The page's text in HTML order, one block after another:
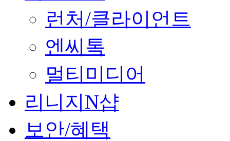
런처/클라이언트
엔씨톡
멀티미디어
리니지N샵
보안/혜택